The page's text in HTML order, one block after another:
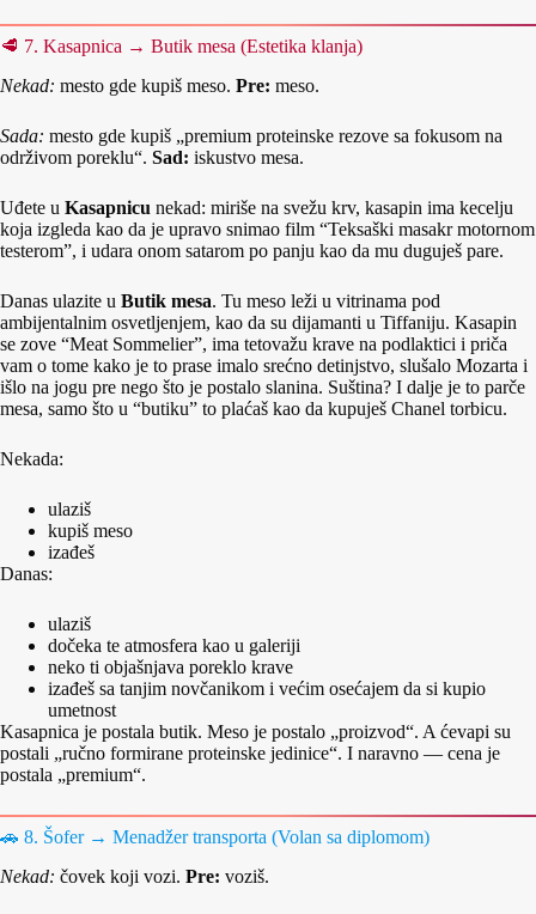
🥩 7. Kasapnica → Butik mesa (Estetika klanja)
Nekad: mesto gde kupiš meso. Pre: meso.
Sada: mesto gde kupiš „premium proteinske rezove sa fokusom na
održivom poreklu“. Sad: iskustvo mesa.
Uđete u Kasapnicu nekad: miriše na svežu krv, kasapin ima kecelju
koja izgleda kao da je upravo snimao film “Teksaški masakr motornom
testerom”, i udara onom satarom po panju kao da mu duguješ pare.
Danas ulazite u Butik mesa. Tu meso leži u vitrinama pod
ambijentalnim osvetljenjem, kao da su dijamanti u Tiffaniju. Kasapin
se zove “Meat Sommelier”, ima tetovažu krave na podlaktici i priča
vam o tome kako je to prase imalo srećno detinjstvo, slušalo Mozarta i
išlo na jogu pre nego što je postalo slanina. Suština? I dalje je to parče
mesa, samo što u “butiku” to plaćaš kao da kupuješ Chanel torbicu.
Nekada:
ulaziš
kupiš meso
izađeš
Danas:
ulaziš
dočeka te atmosfera kao u galeriji
neko ti objašnjava poreklo krave
izađeš sa tanjim novčanikom i većim osećajem da si kupio
umetnost
Kasapnica je postala butik. Meso je postalo „proizvod“. A ćevapi su
postali „ručno formirane proteinske jedinice“. I naravno — cena je
postala „premium“.
🚗 8. Šofer → Menadžer transporta (Volan sa diplomom)
Nekad: čovek koji vozi. Pre: voziš.